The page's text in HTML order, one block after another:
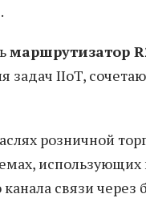
маршрутизатор
задач IIoT,
розничной
связи